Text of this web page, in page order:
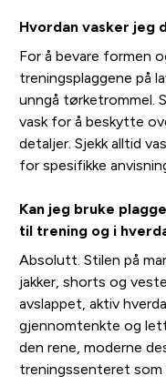
Hvordan vasker jeg
For å bevare formen
treningsplaggene på
unngå tørketrommel.
vask for å beskytte
detaljer. Sjekk alltid
for spesifikke
Kan jeg bruke
til trening og i
Absolutt. Stilen på
jakker, shorts og
avslappet, aktiv
gjennomtenkte og
den rene, moderne
treningssenteret som